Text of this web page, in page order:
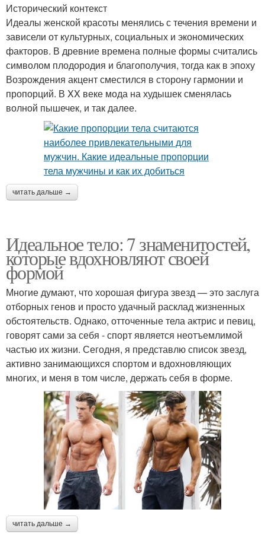
Исторический контекст
Идеалы женской красоты менялись с течения времени и
зависели от культурных, социальных и экономических
факторов. В древние времена полные формы считались
символом плодородия и благополучия, тогда как в эпоху
Возрождения акцент сместился в сторону гармонии и
пропорций. В XX веке мода на худышек сменялась
волной пышечек, и так далее.
читать дальше →
Идеальное тело: 7 знаменитостей,
которые вдохновляют своей
формой
Многие думают, что хорошая фигура звезд — это заслуга
отборных генов и просто удачный расклад жизненных
обстоятельств. Однако, отточенные тела актрис и певиц,
говорят сами за себя - спорт является неотъемлимой
частью их жизни. Сегодня, я представлю список звезд,
активно занимающихся спортом и вдохновляющих
многих, и меня в том числе, держать себя в форме.
читать дальше →